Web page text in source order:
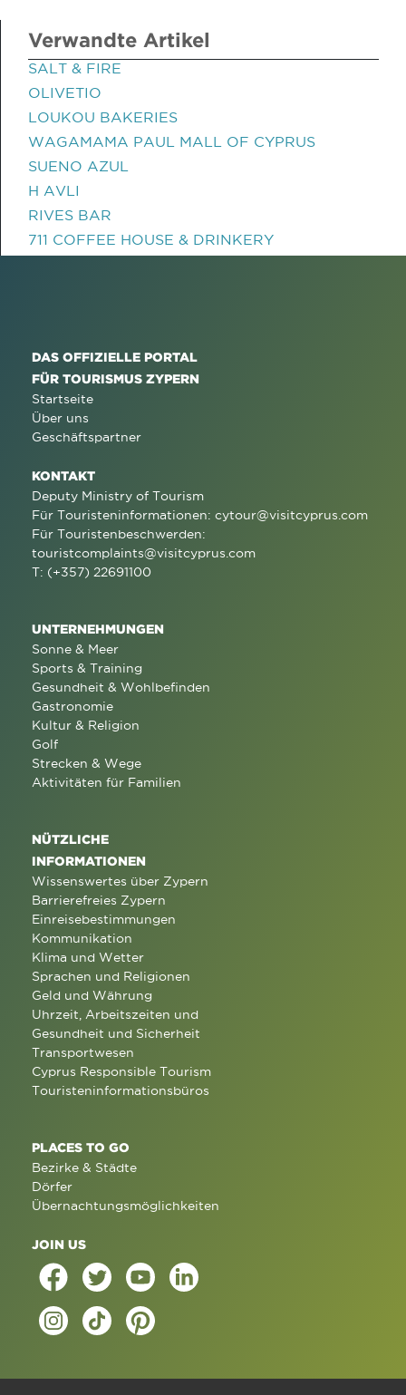
Verwandte Artikel
SALT & FIRE
OLIVETIO
LOUKOU BAKERIES
WAGAMAMA PAUL MALL OF CYPRUS
SUENO AZUL
H AVLI
RIVES BAR
711 COFFEE HOUSE & DRINKERY
DAS OFFIZIELLE PORTAL
FÜR TOURISMUS ZYPERN
Startseite
Über uns
Geschäftspartner
KONTAKT
Deputy Ministry of Tourism
Für Touristeninformationen: cytour@visitcyprus.com
Für Touristenbeschwerden:
touristcomplaints@visitcyprus.com
T: (+357) 22691100
UNTERNEHMUNGEN
Sonne & Meer
Sports & Training
Gesundheit & Wohlbefinden
Gastronomie
Kultur & Religion
Golf
Strecken & Wege
Aktivitäten für Familien
NÜTZLICHE
INFORMATIONEN
Wissenswertes über Zypern
Barrierefreies Zypern
Einreisebestimmungen
Kommunikation
Klima und Wetter
Sprachen und Religionen
Geld und Währung
Uhrzeit, Arbeitszeiten und
Gesundheit und Sicherheit
Transportwesen
Cyprus Responsible Tourism
Touristeninformationsbüros
PLACES TO GO
Bezirke & Städte
Dörfer
Übernachtungsmöglichkeiten
JOIN US